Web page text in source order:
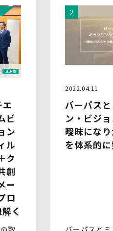
グ」の改善・開発を行うた
て取得した個人情報につ
提供を行うことがありま
合及び法令の定めによる場
せん。
業者
属名、役職名等の肩書、氏
アドレス、その他イベント・
などの一般的な方法
の第三者提供を行う場合に
具体的な内容を提示して同
エ
ビ
ン
ル
ク
創
ー
ロ
く
2022.04.11
パーパス
ン・ビジ
曖昧にな
を体系的